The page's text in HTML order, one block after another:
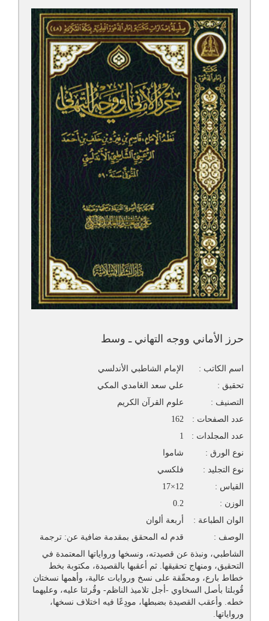
حرز الأماني ووجه التهاني ـ وسط
اسم الكاتب :
الإمام الشاطبي الأندلسي
تحقيق :
علي سعد الغامدي المكي
التصنيف :
علوم القرآن الكريم
عدد الصفحات :
162
عدد المجلدات :
1
نوع الورق :
شاموا
نوع التجليد :
فلكسي
القياس :
12×17
الوزن :
0.2
الوان الطباعة :
أربعة ألوان
الوصف :
قدم له المحقق بمقدمة ضافية عن: ترجمة
الشاطبي، ونبذة عن قصيدته، ونسخها ورواياتها المعتمدة في
التحقيق، ومنهاج تحقيقها. ثم أعقبها بالقصيدة، مكتوبة بخط
خطاط بارع، ومحقّقة على نسخ وروايات عالية، وأهمها نسختان
قُوبلتا بأصل السخاوي -أجل تلاميذ الناظم- وقُرئتا عليه، وعليهما
خطه. وأعقب القصيدة بضبطها، مودِعًا فيه اختلاف نسخها،
ورواياتها.